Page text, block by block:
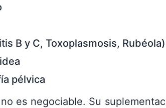
B y C, Toxoplasmosis, Rubéola)
pélvica
es negociable. Su